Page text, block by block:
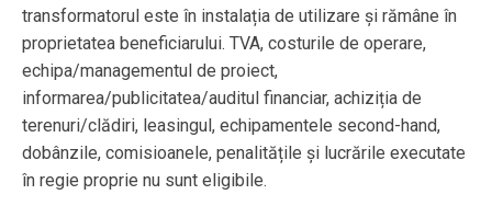
transformatorul este în instalația de utilizare și rămâne în
proprietatea beneficiarului. TVA, costurile de operare,
echipa/managementul de proiect,
informarea/publicitatea/auditul financiar, achiziția de
terenuri/clădiri, leasingul, echipamentele second-hand,
dobânzile, comisioanele, penalitățile și lucrările executate
în regie proprie nu sunt eligibile.